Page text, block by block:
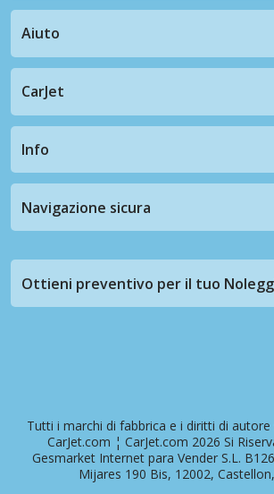
Aiuto
CarJet
Info
Navigazione sicura
Ottieni preventivo per il tuo
Tutti i marchi di fabbrica e i diritti di
CarJet.com ¦ CarJet.com 2026 Si
Gesmarket Internet para Vender S.L.
Mijares 190 Bis, 12002,